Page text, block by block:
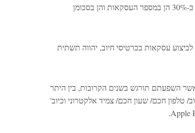
בתוך כך אנו עדים לעליה ניכרת בשנים האחרונות בשימוש בכרטיסי החיוב המידי, עליה של כ-30% הן במספר העסקאות והן בסכומן
עסקאות בכרטיסי חיוב, יהווה תשתית
השפעתם תורגש בשנים הקרובות, בין היתר
חכם/ שעון חכם/ צמיד אלקטרוני וכיוב'